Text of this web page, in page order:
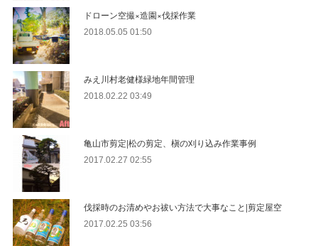
ドローン空撮×造園×伐採作業
2018.05.05 01:50
みえ川村老健様緑地年間管理
2018.02.22 03:49
亀山市剪定|松の剪定、槇の刈り込み作業事例
2017.02.27 02:55
伐採時のお清めやお祓い方法で大事なこと|剪定屋空
2017.02.25 03:56